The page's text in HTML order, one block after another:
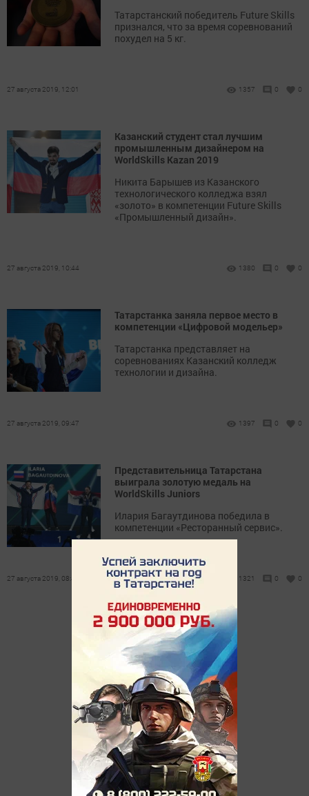
Татарстанский победитель Future Skills
признался, что за время соревнований
похудел на 5 кг.
27 августа 2019, 12:01 1357 0 0
Казанский студент стал лучшим
промышленным дизайнером на
WorldSkills Kazan 2019
Никита Барышев из Казанского
технологического колледжа взял
«золото» в компетенции Future Skills
«Промышленный дизайн».
27 августа 2019, 10:44 1380 0 0
Татарстанка заняла первое место в
компетенции «Цифровой модельер»
Татарстанка представляет на
соревнованиях Казанский колледж
технологии и дизайна.
27 августа 2019, 09:47 1397 0 0
Представительница Татарстана
выиграла золотую медаль на
WorldSkills Juniors
Илария Багаутдинова победила в
компетенции «Ресторанный сервис».
27 августа 2019, 08:46 1321 0 0